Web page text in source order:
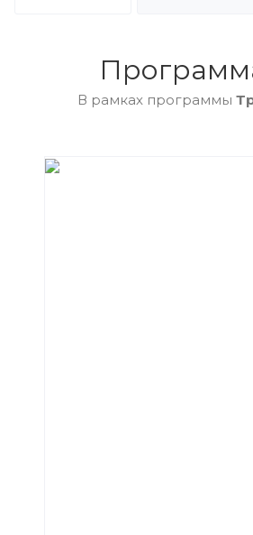
В рамках программы